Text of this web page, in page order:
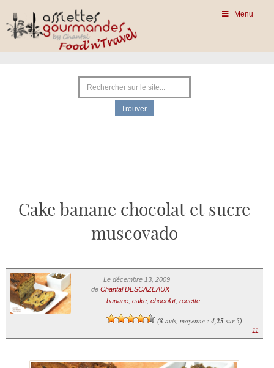
Menu
Cake banane chocolat et sucre
muscovado
Le décembre 13, 2009
de Chantal DESCAZEAUX
banane, cake, chocolat, recette
(8 avis, moyenne : 4,25sur 5)
11